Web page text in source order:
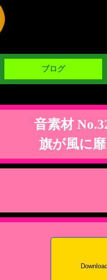
ブログ
音素材
旗が風に